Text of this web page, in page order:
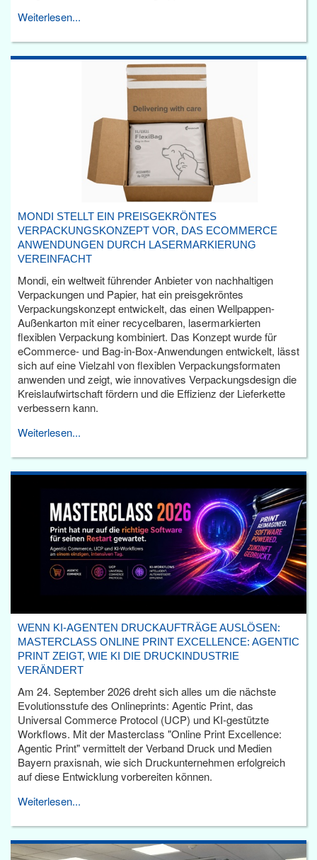
Weiterlesen...
MONDI STELLT EIN PREISGEKRÖNTES
VERPACKUNGSKONZEPT VOR, DAS ECOMMERCE
ANWENDUNGEN DURCH LASERMARKIERUNG
VEREINFACHT
Mondi, ein weltweit führender Anbieter von nachhaltigen
Verpackungen und Papier, hat ein preisgekröntes
Verpackungskonzept entwickelt, das einen Wellpappen-
Außenkarton mit einer recycelbaren, lasermarkierten
flexiblen Verpackung kombiniert. Das Konzept wurde für
eCommerce- und Bag-in-Box-Anwendungen entwickelt, lässt
sich auf eine Vielzahl von flexiblen Verpackungsformaten
anwenden und zeigt, wie innovatives Verpackungsdesign die
Kreislaufwirtschaft fördern und die Effizienz der Lieferkette
verbessern kann.
Weiterlesen...
WENN KI-AGENTEN DRUCKAUFTRÄGE AUSLÖSEN:
MASTERCLASS ONLINE PRINT EXCELLENCE: AGENTIC
PRINT ZEIGT, WIE KI DIE DRUCKINDUSTRIE
VERÄNDERT
Am 24. September 2026 dreht sich alles um die nächste
Evolutionsstufe des Onlineprints: Agentic Print, das
Universal Commerce Protocol (UCP) und KI-gestützte
Workflows. Mit der Masterclass "Online Print Excellence:
Agentic Print" vermittelt der Verband Druck und Medien
Bayern praxisnah, wie sich Druckunternehmen erfolgreich
auf diese Entwicklung vorbereiten können.
Weiterlesen...